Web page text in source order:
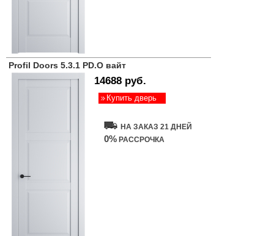
Profil Doors 5.3.1 PD.O вайт
14688 руб.
Купить дверь
НА ЗАКАЗ 21 ДНЕЙ
0% РАССРОЧКА